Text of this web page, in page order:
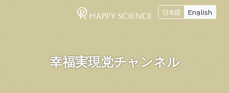
日本語 English
幸福実現党チャンネル